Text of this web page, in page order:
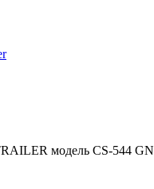
модель CS-544 GN